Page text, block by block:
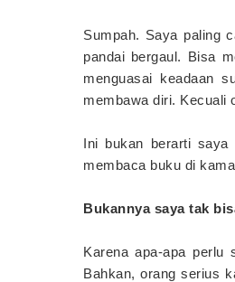
Sumpah. Saya paling
pandai bergaul. Bisa
menguasai keadaan
membawa diri. Kecuali
Ini bukan berarti
membaca buku di
Bukannya saya tak
Karena apa-apa perlu
Bahkan, orang serius